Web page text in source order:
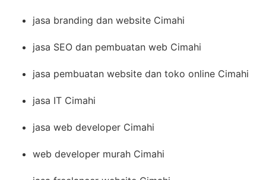
jasa branding dan website Cimahi
jasa SEO dan pembuatan web Cimahi
jasa pembuatan website dan toko online Cimahi
jasa IT Cimahi
jasa web developer Cimahi
web developer murah Cimahi